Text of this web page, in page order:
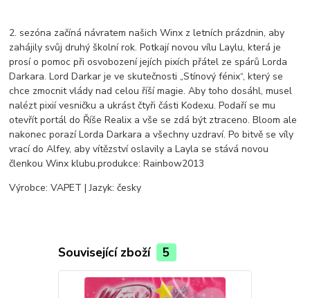
2. sezóna začíná návratem našich Winx z letních prázdnin, aby
zahájily svůj druhý školní rok. Potkají novou vílu Laylu, která je
prosí o pomoc při osvobození jejích pixích přátel ze spárů Lorda
Darkara. Lord Darkar je ve skutečnosti „Stínový fénix“, který se
chce zmocnit vlády nad celou říší magie. Aby toho dosáhl, musel
nalézt pixií vesničku a ukrást čtyři části Kodexu. Podaří se mu
otevřít portál do Říše Realix a vše se zdá být ztraceno. Bloom ale
nakonec porazí Lorda Darkara a všechny uzdraví. Po bitvě se víly
vrací do Alfey, aby vítězství oslavily a Layla se stává novou
členkou Winx klubu.produkce: Rainbow2013
Výrobce: VAPET | Jazyk: česky
Související zboží 5